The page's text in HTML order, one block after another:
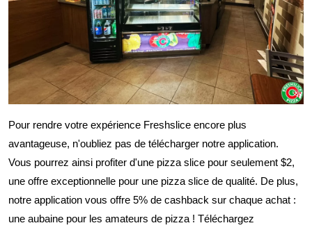
Pour rendre votre expérience Freshslice encore plus
avantageuse, n'oubliez pas de télécharger notre application.
Vous pourrez ainsi profiter d'une pizza slice pour seulement $2,
une offre exceptionnelle pour une pizza slice de qualité. De plus,
notre application vous offre 5% de cashback sur chaque achat :
une aubaine pour les amateurs de pizza ! Téléchargez